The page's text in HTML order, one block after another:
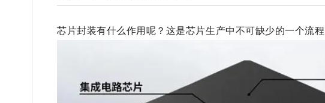
芯片封装有什么作用呢？这是芯片生产中不可缺少的一个流